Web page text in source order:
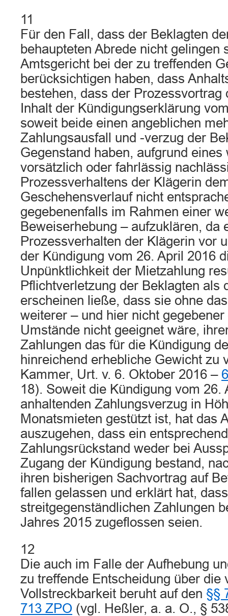
11
Für den Fall, dass der Beklagten
behaupteten Abrede nicht gelingen
Amtsgericht bei der zu treffenden
berücksichtigen haben, dass
bestehen, dass der Prozessvortrag
Inhalt der Kündigungserklärung
soweit beide einen angeblichen
Zahlungsausfall und -verzug der
Gegenstand haben, aufgrund eines
vorsätzlich oder fahrlässig
Prozessverhaltens der Klägerin
Geschehensverlauf nicht
gegebenenfalls im Rahmen einer
Beweiserhebung – aufzuklären, da
Prozessverhalten der Klägerin vor
der Kündigung vom 26. April 2016
Unpünktlichkeit der Mietzahlung
Pflichtverletzung der Beklagten als
erscheinen ließe, dass sie ohne
weiterer – und hier nicht
Umstände nicht geeignet wäre,
Zahlungen das für die Kündigung
hinreichend erhebliche Gewicht zu
Kammer, Urt. v. 6. Oktober 2016 –
18). Soweit die Kündigung vom 26.
anhaltenden Zahlungsverzug in
Monatsmieten gestützt ist, hat das
auszugehen, dass ein
Zahlungsrückstand weder bei
Zugang der Kündigung bestand,
ihren bisherigen Sachvortrag auf
fallen gelassen und erklärt hat,
streitgegenständlichen Zahlungen
Jahres 2015 zugeflossen seien.
12
Die auch im Falle der Aufhebung
zu treffende Entscheidung über die
Vollstreckbarkeit beruht auf den §§
713 ZPO (vgl. Heßler, a. a. O., §